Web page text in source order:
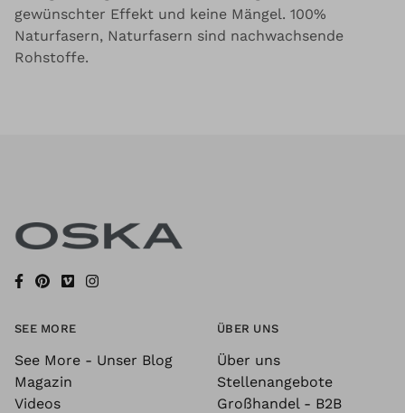
gewünschter Effekt und keine Mängel. 100%
Naturfasern, Naturfasern sind nachwachsende
Rohstoffe.
SEE MORE
See More - Unser Blog
Magazin
Videos
ÜBER UNS
Über uns
Stellenangebote
Großhandel - B2B